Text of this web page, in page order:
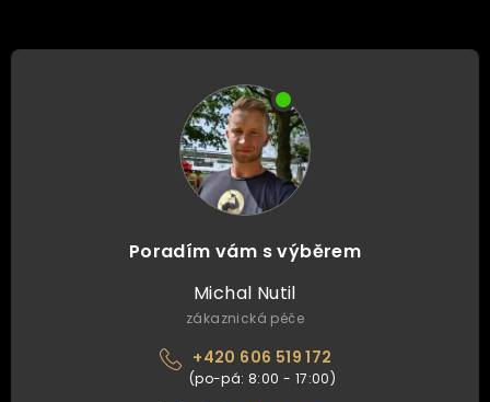
Poradím vám s výběrem
Michal Nutil
zákaznická péče
+420 606 519 172